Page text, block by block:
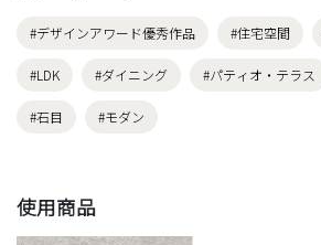
#デザインアワード優秀作品 #住宅空間
#LDK #ダイニング #パティオ・テラス
#石目 #モダン
使用商品